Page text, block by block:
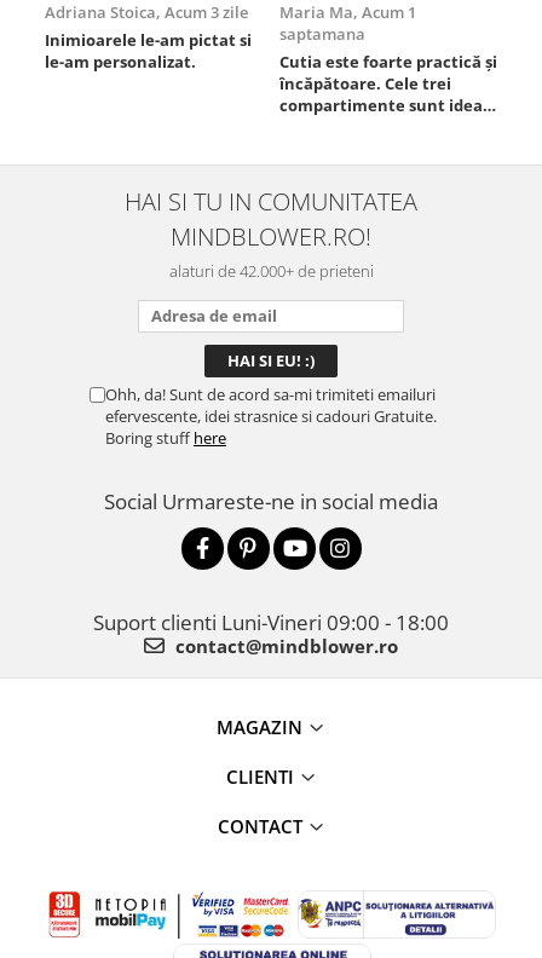
Adriana Stoica, Acum 3 zile
Inimioarele le-am pictat si
le-am personalizat.
Maria Ma, Acum 1
saptamana
Cutia este foarte practică și
încăpătoare. Cele trei
compartimente sunt ideale
este sigură, fără scurgeri. O
folosesc aproape zilnic la
serviciu și sunt foarte
mulțumită.
HAI SI TU IN COMUNITATEA
MINDBLOWER.RO!
alaturi de 42.000+ de prieteni
Ohh, da! Sunt de acord sa-mi trimiteti emailuri
efervescente, idei strasnice si cadouri Gratuite.
Boring stuffhere
Social Urmareste-ne in social media
Suport clienti Luni-Vineri 09:00 - 18:00
contact@mindblower.ro
MAGAZIN
CLIENTI
CONTACT